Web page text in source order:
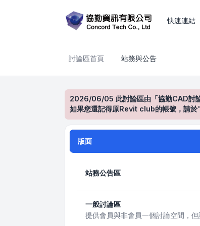
快速連結
討論區首頁 站務與公告
2026/06/05 此討論區由「協勤CAD討
如果您還記得原Revit club的帳號，請於
版面
站務公告區
一般討論區
提供會員與非會員一個討論空間，